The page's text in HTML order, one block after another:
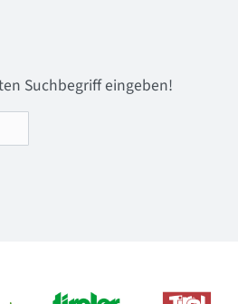
Suchbegriff eingeben!